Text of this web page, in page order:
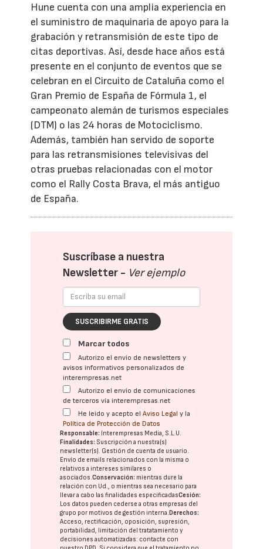
Hune cuenta con una amplia experiencia en
el suministro de maquinaria de apoyo para la
grabación y retransmisión de este tipo de
citas deportivas. Así, desde hace años está
presente en el conjunto de eventos que se
celebran en el Circuito de Cataluña como el
Gran Premio de España de Fórmula 1, el
campeonato alemán de turismos especiales
(DTM) o las 24 horas de Motociclismo.
Además, también han servido de soporte
para las retransmisiones televisivas del
otras pruebas relacionadas con el motor
como el Rally Costa Brava, el más antiguo
de España.
Suscríbase a nuestra
Newsletter - Ver ejemplo
SUSCRIBIRME GRATIS
Marcar todos
Autorizo el envío de newsletters y
avisos informativos personalizados de
interempresas.net
Autorizo el envío de comunicaciones
de terceros vía interempresas.net
He leído y acepto elAviso Legal y la
Política de Protección de Datos
Responsable: Interempresas Media, S.L.U.
Finalidades: Suscripción a nuestra(s)
newsletter(s). Gestión de cuenta de usuario.
Envío de emails relacionados con la misma o
relativos a intereses similares o
asociados.Conservación: mientras dure la
relación con Ud., o mientras sea necesario para
llevar a cabo las finalidades especificadasCesión:
Los datos pueden cederse a otras empresas del
grupo por motivos de gestión interna.Derechos:
Acceso, rectificación, oposición, supresión,
portabilidad, limitación del tratatamiento y
decisiones automatizadas: contacte con